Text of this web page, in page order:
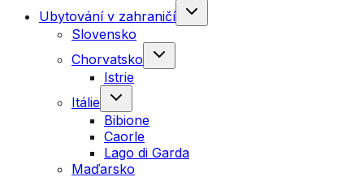
Ubytování v zahraničí
Slovensko
Chorvatsko
Istrie
Itálie
Bibione
Caorle
Lago di Garda
Maďarsko